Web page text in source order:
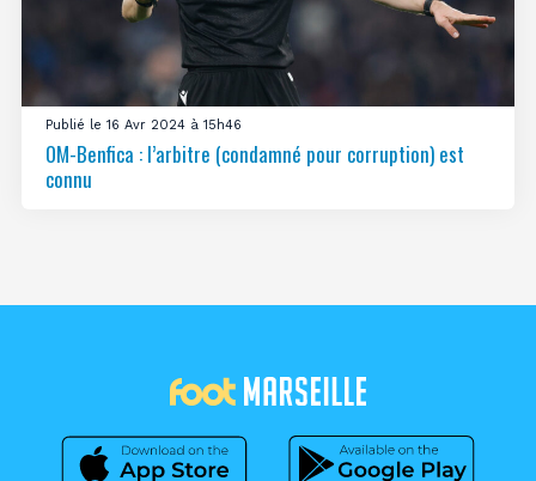
Publié le 16 Avr 2024 à 15h46
OM-Benfica : l’arbitre (condamné pour corruption) est
connu